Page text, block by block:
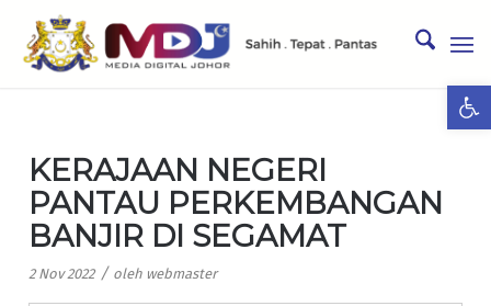
KERAJAAN NEGERI
PANTAU PERKEMBANGAN
BANJIR DI SEGAMAT
2 Nov 2022 / oleh webmaster